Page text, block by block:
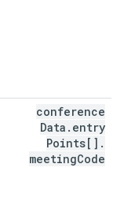
conference
Data . entry
Points[] .
meetingCode